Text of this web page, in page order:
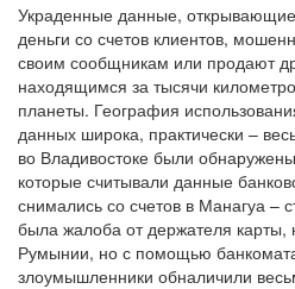
Украденные данные,
деньги со счетов клиентов,
своим сообщникам или продают
находящимся за тысячи
планеты. География
данных широка, практически –
во Владивостоке были
которые считывали данные
снимались со счетов в Манагуа –
была жалоба от держателя карты,
Румынии, но с помощью
злоумышленники обналичили